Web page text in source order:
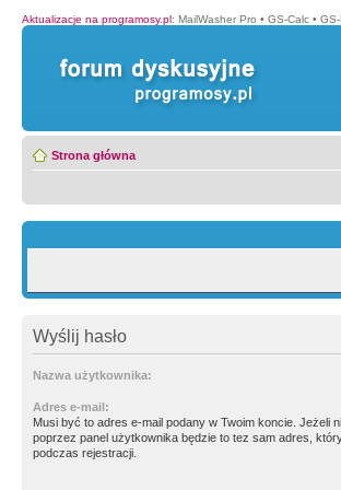
Aktualizacje na programosy.pl: MailWasher Pro • GS-Calc •
Strona główna
Wyślij hasło
Nazwa użytkownika:
Adres e-mail:
Musi być to adres e-mail podany w Twoim koncie. Jeżeli
poprzez panel użytkownika będzie to tez sam adres, który
podczas rejestracji.